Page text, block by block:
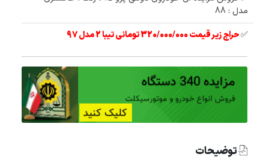
مدل : 88
✅حراج زیر قیمت 320/000/000 تومانی تیبا 2 مدل 97
توضیحات